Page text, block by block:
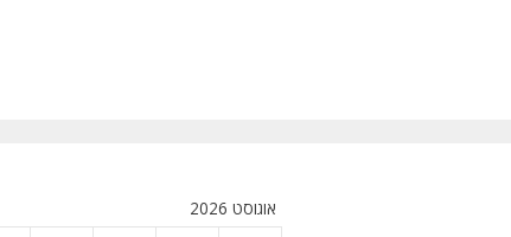
אוגוסט 2026